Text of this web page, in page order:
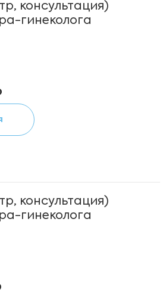
консультация)
гинеколога
консультация)
гинеколога